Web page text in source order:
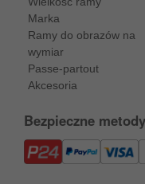
Marka
Ramy do obrazów na
wymiar
Passe-partout
Akcesoria
Bezpieczne